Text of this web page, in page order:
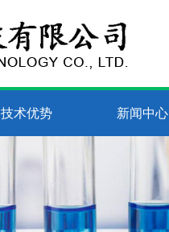
技术优势 新闻中心